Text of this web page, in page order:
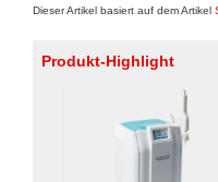
Dieser Artikel basiert auf dem Artikel
Produkt-Highlight